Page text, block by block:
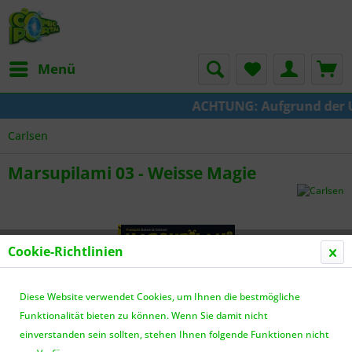
Menü
ACHTUNG: Aufgrund
Carlsen
Marsupilami 03 - Weisse Magie
Cookie-Richtlinien
Diese Website verwendet Cookies, um Ihnen die bestmögliche
Funktionalität bieten zu können. Wenn Sie damit nicht
einverstanden sein sollten, stehen Ihnen folgende Funktionen nicht